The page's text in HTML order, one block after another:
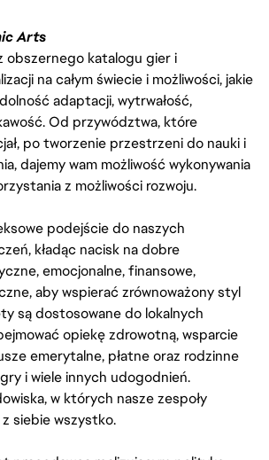
Arts
obszernego katalogu gier i
na całym świecie i możliwości, jakie
adaptacji, wytrwałość,
Od przywództwa, które
po tworzenie przestrzeni do nauki i
dajemy wam możliwość wykonywania
z możliwości rozwoju.
podejście do naszych
kładąc nacisk na dobre
emocjonalne, finansowe,
aby wspierać zrównoważony styl
są dostosowane do lokalnych
opiekę zdrowotną, wsparcie
emerytalne, płatne oraz rodzinne
i wiele innych udogodnień.
w których nasze zespoły
siebie wszystko.